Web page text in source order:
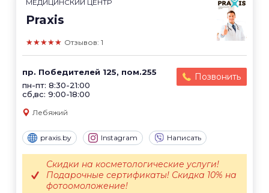
МЕДИЦИНСКИЙ ЦЕНТР
Praxis
★★★★★ Отзывов: 1
пр. Победителей 125, пом.255
пн-пт: 8:30-21:00
сб,вс: 9:00-18:00
Позвонить
Лебяжий
praxis.by Instagram Написать
Скидки на косметологические услуги!
Подарочные сертификаты! Скидка 10% на
фотоомоложение!